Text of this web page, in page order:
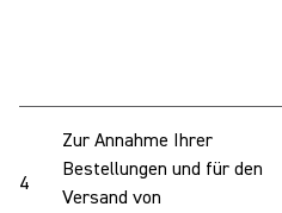
4
Zur Annahme Ihrer
Bestellungen und für den
Versand von